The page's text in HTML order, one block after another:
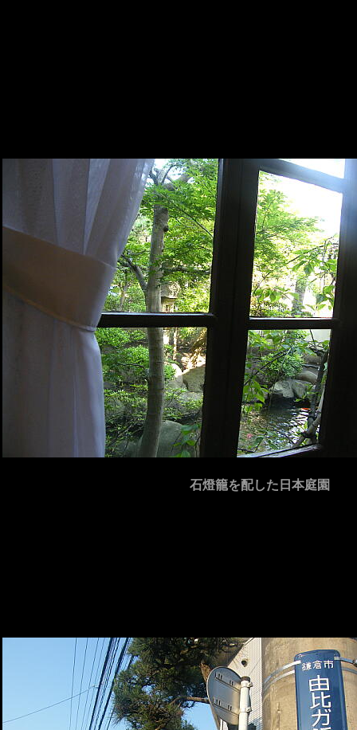
石燈籠を配した日本庭園